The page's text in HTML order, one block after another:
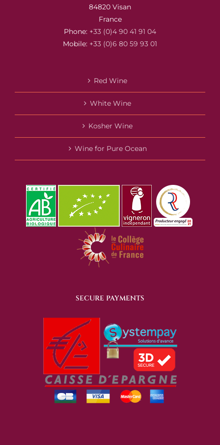
84820 Visan
France
Phone: +33 (0)4 90 41 91 04
Mobile: +33 (0)6 80 59 93 01
Red Wine
White Wine
Kosher Wine
Wine for Pure Ocean
SECURE PAYMENTS